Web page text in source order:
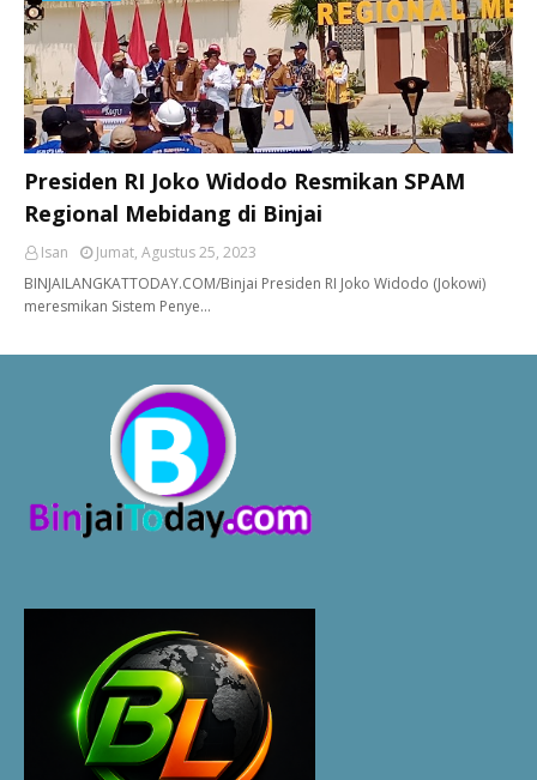
Presiden RI Joko Widodo Resmikan SPAM
Regional Mebidang di Binjai
Isan
Jumat, Agustus 25, 2023
BINJAILANGKATTODAY.COM/Binjai Presiden RI Joko Widodo (Jokowi)
meresmikan Sistem Penye…